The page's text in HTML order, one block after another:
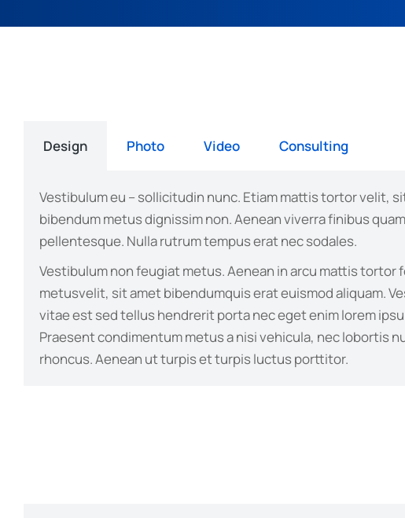
Design Photo Video Consulting
Vestibulum eu – sollicitudin nunc. Etiam mattis tortor velit,
bibendum metus dignissim non. Aenean viverra finibus
pellentesque. Nulla rutrum tempus erat nec sodales.
Vestibulum non feugiat metus. Aenean in arcu mattis tortor
metusvelit, sit amet bibendumquis erat euismod aliquam.
vitae est sed tellus hendrerit porta nec eget enim lorem
Praesent condimentum metus a nisi vehicula, nec lobortis
rhoncus. Aenean ut turpis et turpis luctus porttitor.